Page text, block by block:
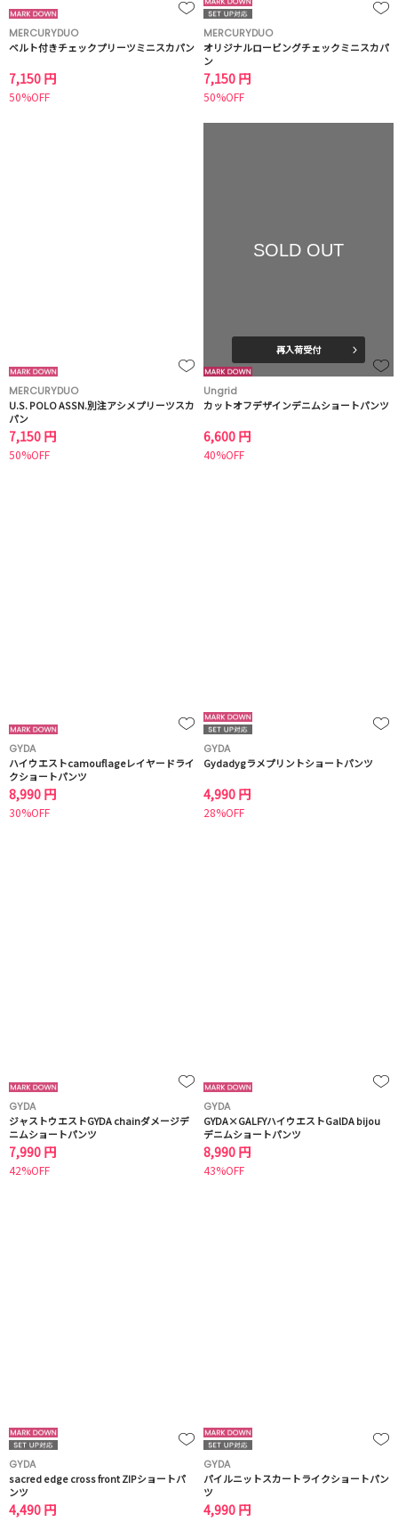
MERCURYDUO
ベルト付きチェックプリーツミニスカパン
7,150 円
50%OFF
MERCURYDUO
オリジナルロービングチェックミニスカパ
ン
7,150 円
50%OFF
MERCURYDUO
U.S. POLO ASSN.別注アシメプリーツスカ
パン
7,150 円
50%OFF
SOLD OUT
再入荷受付
Ungrid
カットオフデザインデニムショートパンツ
6,600 円
40%OFF
GYDA
ハイウエストcamouflageレイヤードライ
クショートパンツ
8,990 円
30%OFF
GYDA
Gydadygラメプリントショートパンツ
4,990 円
28%OFF
GYDA
ジャストウエストGYDA chainダメージデ
ニムショートパンツ
7,990 円
42%OFF
GYDA
GYDA×GALFYハイウエストGalDA bijou
デニムショートパンツ
8,990 円
43%OFF
GYDA
sacred edge cross front ZIPショートパ
ンツ
4,490 円
GYDA
パイルニットスカートライクショートパン
ツ
4,990 円